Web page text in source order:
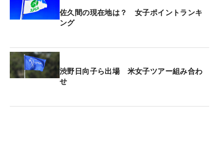
佐久間の現在地は？ 女子ポイントランキ
ング
渋野日向子ら出場 米女子ツアー組み合わ
せ